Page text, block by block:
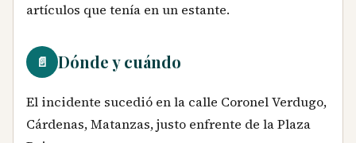
artículos que tenía en un estante.
📄 Dónde y cuándo
El incidente sucedió en la calle Coronel Verdugo,
Cárdenas, Matanzas, justo enfrente de la Plaza